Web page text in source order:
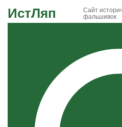
ИстЛяп Сайт
фальшивок